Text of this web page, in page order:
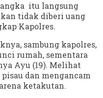
itu langsung
tidak diberi uang
Kapolres.
sambung kapolres,
rumah, sementara
Ayu (19). Melihat
dan mengancam
ketakutan.